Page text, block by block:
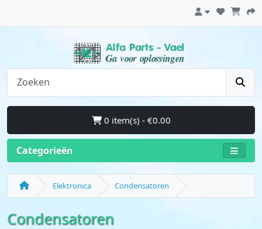
0 item(s) - €0.00
Categorieën
Elektronica Condensatoren
Condensatoren